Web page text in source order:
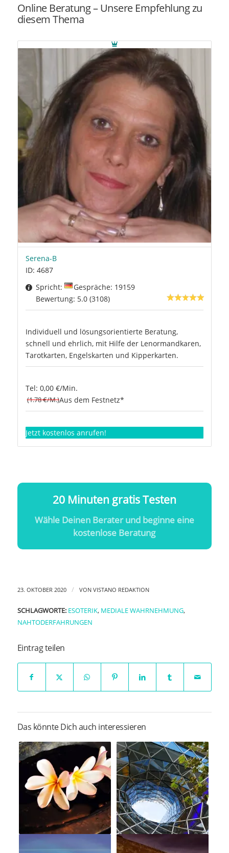
Online Beratung – Unsere Empfehlung zu
diesem Thema
Serena-B
ID: 4687
Spricht:
Gespräche: 19159
Bewertung: 5.0 (3108)
Individuell und lösungsorientierte Beratung,
schnell und ehrlich, mit Hilfe der Lenormandkaren,
Tarotkarten, Engelskarten und Kipperkarten.
Tel: 0,00 €/Min.
(1.78 €/M.)Aus dem Festnetz*
Jetzt kostenlos anrufen!
20 Minuten gratis Testen
Wähle Deinen Berater und beginne eine
kostenlose Beratung
23. OKTOBER 2020 / VON VISTANO REDAKTION
SCHLAGWORTE: ESOTERIK, MEDIALE WAHRNEHMUNG,
NAHTODERFAHRUNGEN
Eintrag teilen
Das könnte Dich auch interessieren